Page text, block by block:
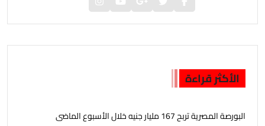
الأكثر قراءة
البورصة المصرية تربح 167 مليار جنيه خلال الأسبوع الماضى